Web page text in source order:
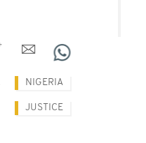
NIGERIA
JUSTICE